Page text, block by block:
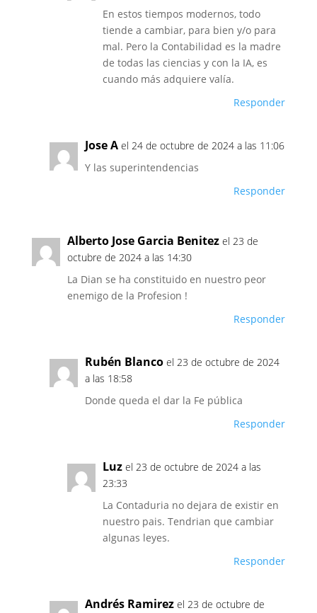
En estos tiempos modernos, todo
tiende a cambiar, para bien y/o para
mal. Pero la Contabilidad es la madre
de todas las ciencias y con la IA, es
cuando más adquiere valía.
Responder
Jose A el 24 de octubre de 2024 a las 11:06
Y las superintendencias
Responder
Alberto Jose Garcia Benitez el 23 de
octubre de 2024 a las 14:30
La Dian se ha constituido en nuestro peor
enemigo de la Profesion !
Responder
Rubén Blanco el 23 de octubre de 2024
a las 18:58
Donde queda el dar la Fe pública
Responder
Luz el 23 de octubre de 2024 a las
23:33
La Contaduria no dejara de existir en
nuestro pais. Tendrian que cambiar
algunas leyes.
Responder
Andrés Ramirez el 23 de octubre de